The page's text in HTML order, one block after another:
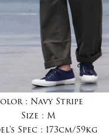
: Navy Stripe
Size : M
Spec : 173cm/59kg